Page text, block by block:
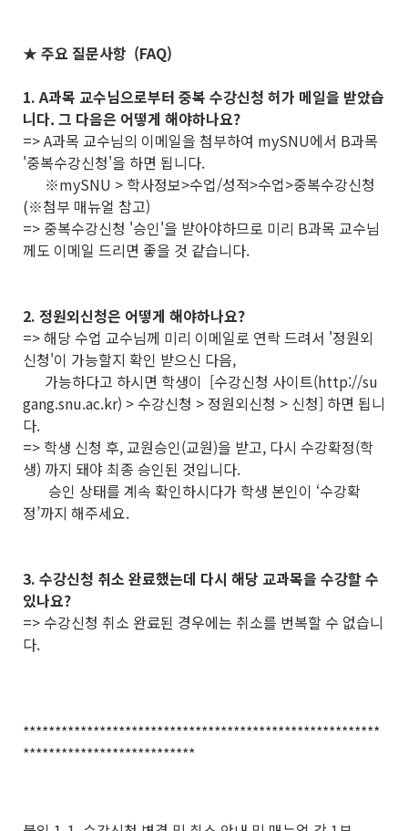
★ 주요 질문사항 (FAQ)
1. A과목 교수님으로부터 중복 수강신청 허가 메일을 받았습
니다. 그 다음은 어떻게 해야하나요?
=> A과목 교수님의 이메일을 첨부하여 mySNU에서 B과목
'중복수강신청'을 하면 됩니다.
※mySNU > 학사정보>수업/성적>수업>중복수강신청
(※첨부 매뉴얼 참고)
=> 중복수강신청 '승인'을 받아야하므로 미리 B과목 교수님
께도 이메일 드리면 좋을 것 같습니다.
2. 정원외신청은 어떻게 해야하나요?
=> 해당 수업 교수님께 미리 이메일로 연락 드려서 '정원외
신청'이 가능할지 확인 받으신 다음,
가능하다고 하시면 학생이 [수강신청 사이트(http://su
gang.snu.ac.kr) > 수강신청 > 정원외신청 > 신청] 하면 됩니
다.
=> 학생 신청 후, 교원승인(교원)을 받고, 다시 수강확정(학
생) 까지 돼야 최종 승인된 것입니다.
승인 상태를 계속 확인하시다가 학생 본인이 ‘수강확
정’까지 해주세요.
3. 수강신청 취소 완료했는데 다시 해당 교과목을 수강할 수
있나요?
=> 수강신청 취소 완료된 경우에는 취소를 번복할 수 없습니
다.
********************************************************
***************************